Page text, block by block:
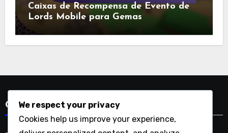
Caixas de Recompensa de Evento de
Lords Mobile para Gemas
Categorias
We respect your privacy
Cookies help us improve your experience,